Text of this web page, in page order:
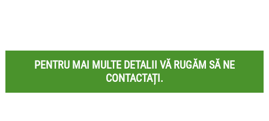
PENTRU MAI MULTE DETALII VĂ RUGĂM SĂ NE
CONTACTAȚI.